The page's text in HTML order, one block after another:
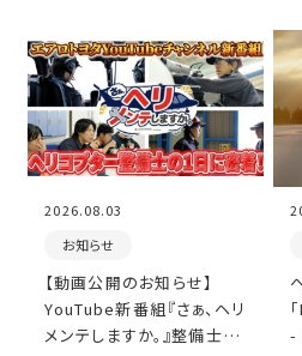
2026.08.03
お知らせ
【動画公開のお知らせ】
YouTube新番組『さぁ、ヘリ
メンテしますか。』整備士の
-